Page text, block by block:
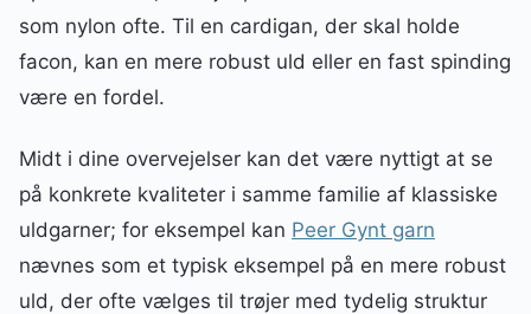
som nylon ofte. Til en cardigan, der skal holde
facon, kan en mere robust uld eller en fast spinding
være en fordel.
Midt i dine overvejelser kan det være nyttigt at se
på konkrete kvaliteter i samme familie af klassiske
uldgarner; for eksempel kan Peer Gynt garn
nævnes som et typisk eksempel på en mere robust
uld, der ofte vælges til trøjer med tydelig struktur